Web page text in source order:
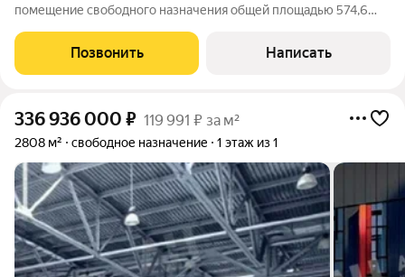
помещение свободного назначения общей площадью 574,6
г.Люберцы гор.Б в 10 мин. пешком от метро Жулебино.
Отдельно-стоящее 5-эт. здание. Помещение
Позвонить Написать
336 936 000 ₽ 119 991 ₽ за м²
2808 м² свободное назначение 1 этаж из 1